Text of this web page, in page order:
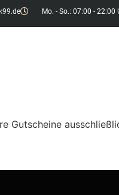
Mo. - So.: 07:00 - 22:00
Gutscheine